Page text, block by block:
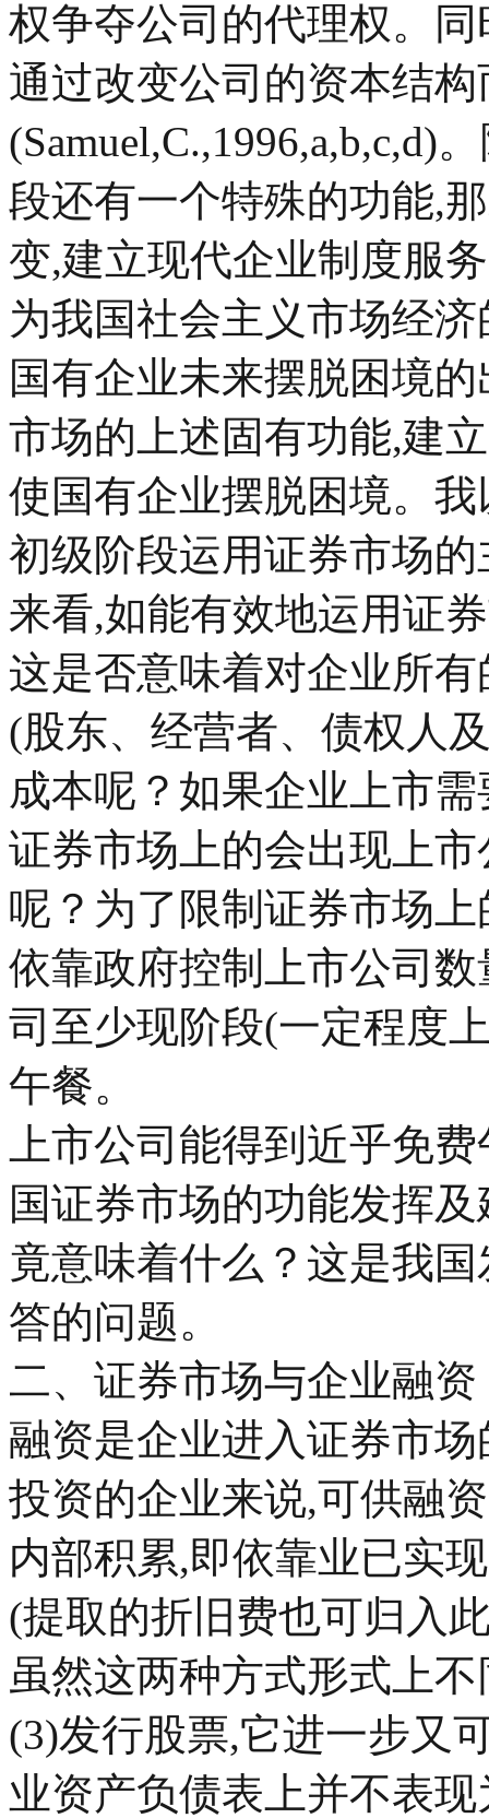
权争夺公司的代理权。
通过改变公司的资本结
(Samuel,C.,1996,a,b,c,d)
段还有一个特殊的功能,
变,建立现代企业制度服
为我国社会主义市场经
国有企业未来摆脱困境
市场的上述固有功能,建
使国有企业摆脱困境。
初级阶段运用证券市场
来看,如能有效地运用证
这是否意味着对企业所有
(股东、经营者、债权人
成本呢？如果企业上市
证券市场上的会出现上
呢？为了限制证券市场
依靠政府控制上市公司
司至少现阶段(一定程度
午餐。
上市公司能得到近乎免
国证券市场的功能发挥
竟意味着什么？这是我
答的问题。
二、证券市场与企业融资
融资是企业进入证券市
投资的企业来说,可供融
内部积累,即依靠业已实
(提取的折旧费也可归入
虽然这两种方式形式上
(3)发行股票,它进一步又
业资产负债表上并不表